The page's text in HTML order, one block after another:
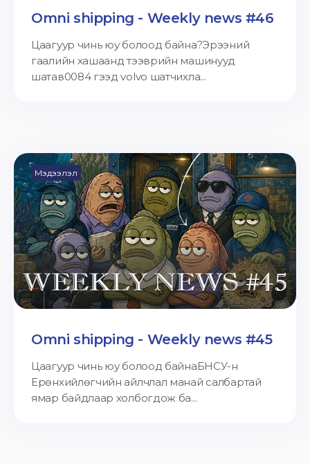
Omni shipping - Weekly news #46
Цаагуур чинь юу болоод байна?Эрээний
гаалийн хашаанд тээврийн машинууд
шатав0084 гээд volvo шатчихла...
Мэдээлэл
Omni shipping - Weekly news #45
Цаагуур чинь юу болоод байнаБНСУ-н
Ерөнхийлөгчийн айлчлал манай салбартай
ямар байдлаар холбогдож ба...